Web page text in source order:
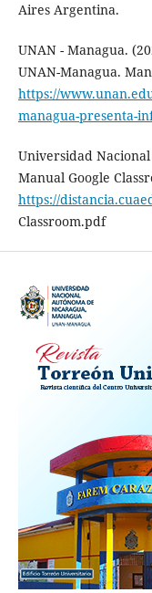
Aires Argentina.
UNAN - Managua.
UNAN-Managua.
https://
managua-presenta-
Universidad
Manual Google
https://
Classroom.pdf